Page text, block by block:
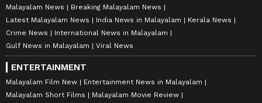
Malayalam News
Breaking Malayalam News
Latest Malayalam News
India News in Malayalam
Kerala News
Crime News
International News in Malayalam
Gulf News in Malayalam
Viral News
ENTERTAINMENT
Malayalam Film New
Entertainment News in Malayalam
Malayalam Short Films
Malayalam Movie Review